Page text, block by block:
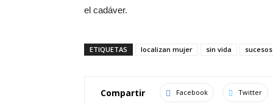
el cadáver.
ETIQUETAS localizan mujer sin vida sucesos
Compartir Facebook Twitter